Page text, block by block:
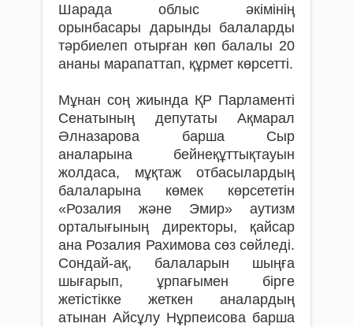
Шарада облыс әкімінің
орынбасары дарынды балаларды
тәрбиелеп отырған көп балалы 20
ананы марапаттап, құрмет көрсетті.
Мұнан соң жиында ҚР Парламенті
Сенатының депутаты Ақмарал
Әлназарова барша Сыр
аналарына бейнеқұттықтауын
жолдаса, мұқтаж отбасылардың
балаларына көмек көрсететін
«Розалия және Эмир» аутизм
орталығының директоры, қайсар
ана Розалия Рахимова сөз сөйледі.
Сондай-ақ, балаларын шыңға
шығарып, ұрпағымен бірге
жетістікке жеткен аналардың
атынан Айсұлу Нұрпеисова барша